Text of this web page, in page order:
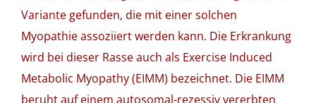
Variante gefunden, die mit einer solchen
Myopathie assoziiert werden kann. Die Erkrankung
wird bei dieser Rasse auch als Exercise Induced
Metabolic Myopathy (EIMM) bezeichnet. Die EIMM
beruht auf einem autosomal-rezessiv vererbten